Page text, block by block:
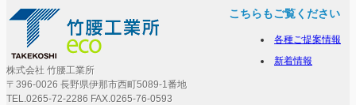
株式会社 竹腰工業所
〒396-0026 長野県伊那市西町5089-1番地
TEL.0265-72-2286 FAX.0265-76-0593
こちらもご覧ください
各種ご提案情報
新着情報